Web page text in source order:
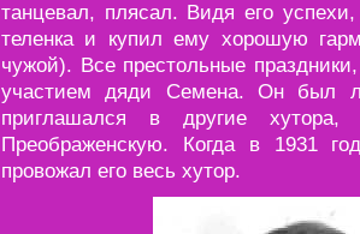
танцевал, плясал. Видя его
теленка и купил ему хорошую
чужой). Все престольные
участием дяди Семена. Он был
приглашался в другие
Преображенскую. Когда в 1931
провожал его весь хутор.